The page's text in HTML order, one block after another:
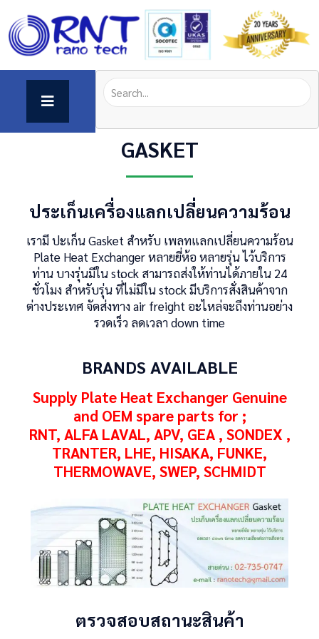
GASKET
ประเก็นเครื่องแลกเปลี่ยนความร้อน
เรามี ปะเก็น Gasket สำหรับ เพลทแลกเปลี่ยนความร้อน
Plate Heat Exchanger หลายยี่ห้อ หลายรุ่น ไว้บริการ
ท่าน บางรุ่นมีใน stock สามารถส่งให้ท่านได้ภายใน 24
ชั่วโมง สำหรับรุ่น ที่่ไม่มีใน stock มีบริการสั่งสินค้าจาก
ต่างประเทศ จัดส่งทาง air freight อะไหล่จะถึงท่านอย่าง
รวดเร็ว ลดเวลา down time
BRANDS AVAILABLE
Supply Plate Heat Exchanger Genuine
and OEM spare parts for ;
RNT, ALFA LAVAL, APV, GEA , SONDEX ,
TRANTER, LHE, HISAKA, FUNKE,
THERMOWAVE, SWEP, SCHMIDT
ตรวจสอบสถานะสินค้า